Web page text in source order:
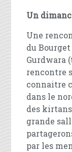
Un
Une
du
Gurdwara
rencontre
connaitre
dans le
des
grande
par les